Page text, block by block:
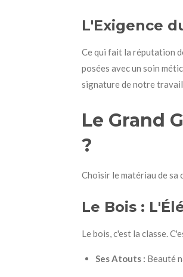
L'Exigence
Ce qui fait la réputation
posées avec un soin
signature de notre
Le Grand
?
Choisir le matériau de sa
Le Bois :
Le bois, c'est la classe.
Ses Atouts : Beauté